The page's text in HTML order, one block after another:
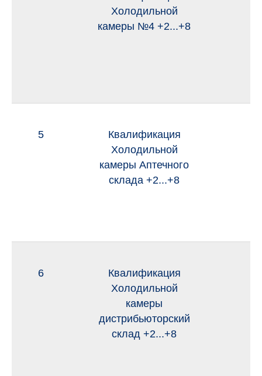
Холодильной
камеры №4 +2...+8
5
Квалификация
Холодильной
камеры Аптечного
склада +2...+8
6
Квалификация
Холодильной
камеры
дистрибьюторский
склад +2...+8